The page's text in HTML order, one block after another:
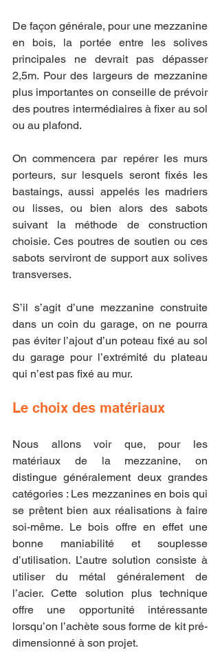
De façon générale, pour une mezzanine
en bois, la portée entre les solives
principales ne devrait pas dépasser
2,5m. Pour des largeurs de mezzanine
plus importantes on conseille de prévoir
des poutres intermédiaires à fixer au sol
ou au plafond.
On commencera par repérer les murs
porteurs, sur lesquels seront fixés les
bastaings, aussi appelés les madriers
ou lisses, ou bien alors des sabots
suivant la méthode de construction
choisie. Ces poutres de soutien ou ces
sabots serviront de support aux solives
transverses.
S’il s’agit d’une mezzanine construite
dans un coin du garage, on ne pourra
pas éviter l’ajout d’un poteau fixé au sol
du garage pour l’extrémité du plateau
qui n’est pas fixé au mur.
Le choix des matériaux
Nous allons voir que, pour les
matériaux de la mezzanine, on
distingue généralement deux grandes
catégories : Les mezzanines en bois qui
se prêtent bien aux réalisations à faire
soi-même. Le bois offre en effet une
bonne maniabilité et souplesse
d’utilisation. L’autre solution consiste à
utiliser du métal généralement de
l’acier. Cette solution plus technique
offre une opportunité intéressante
lorsqu’on l’achète sous forme de kit pré-
dimensionné à son projet.